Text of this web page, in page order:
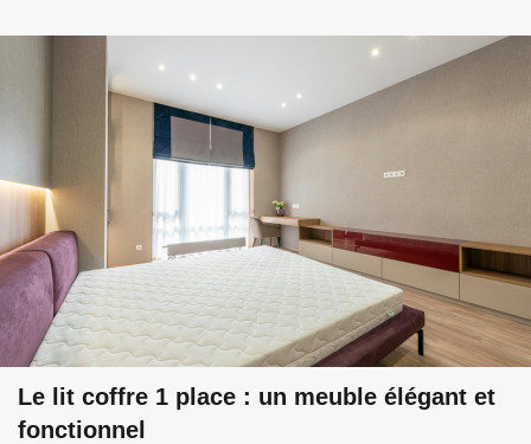
Le lit coffre 1 place : un meuble élégant et
fonctionnel